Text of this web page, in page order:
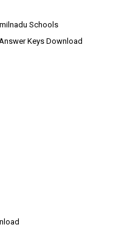
Schools
Keys Download